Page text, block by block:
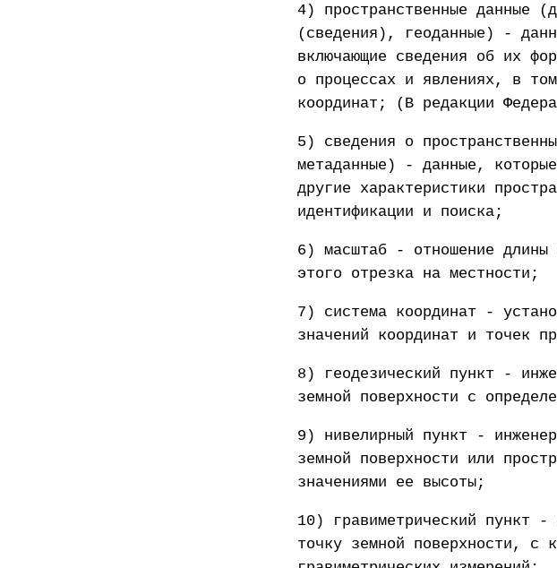
4) пространственные данные
(сведения), геоданные) -
включающие сведения об их
о процессах и явлениях, в
координат; (В редакции
5) сведения о
метаданные) - данные,
другие характеристики
идентификации и поиска;
6) масштаб - отношение длины
этого отрезка на местности;
7) система координат -
значений координат и точек
8) геодезический пункт -
земной поверхности с
9) нивелирный пункт -
земной поверхности или
значениями ее высоты;
10) гравиметрический пункт -
точку земной поверхности, с